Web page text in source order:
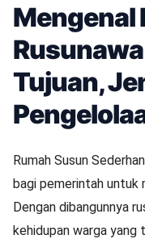
Mengenal
Tujuan,
Rumah Susun
bagi pemerintah untuk
Dengan dibangunnya
kehidupan warga yang